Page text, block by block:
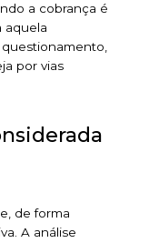
a cobrança é
aquela
por vias
de forma
A análise